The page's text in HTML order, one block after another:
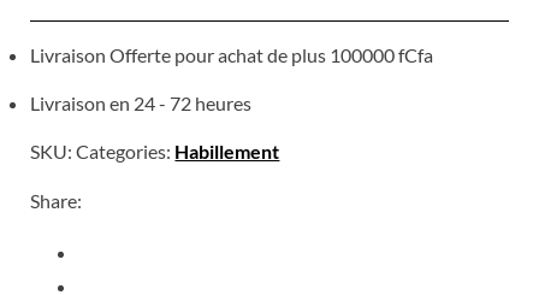
Livraison Offerte pour achat de plus 100000 fCfa
Livraison en 24 - 72 heures
SKU:Categories: Habillement
Share: